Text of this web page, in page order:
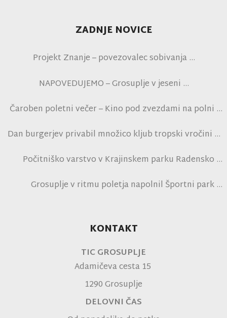
ZADNJE NOVICE
Projekt Znanje – povezovalec sobivanja
NAPOVEDUJEMO – Grosuplje v jeseni
Čaroben poletni večer – Kino pod zvezdami na polni
Dan burgerjev privabil množico kljub tropski vročini
Počitniško varstvo v Krajinskem parku Radensko
Grosuplje v ritmu poletja napolnil Športni park
KONTAKT
TIC GROSUPLJE
Adamičeva cesta 15
1290 Grosuplje
DELOVNI ČAS